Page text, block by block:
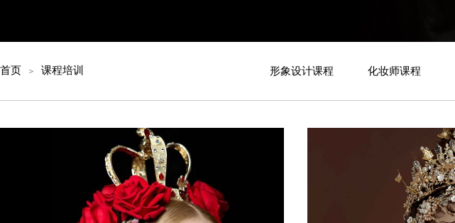
首页 ＞ 课程培训 形象设计课程 化妆师课程